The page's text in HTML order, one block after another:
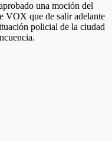
una moción del
VOX que de salir adelante
policial de la ciudad